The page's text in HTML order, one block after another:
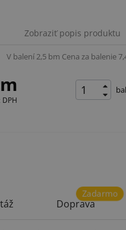
Zobraziť popis produktu
V balení 2,5 bm Cena za balenie
DPH
bal
Zadarmo
Doprava